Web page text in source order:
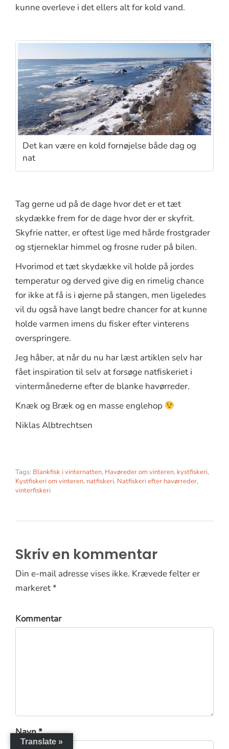
kunne overleve i det ellers alt for kold vand.
Det kan være en kold fornøjelse både dag og
nat
Tag gerne ud på de dage hvor det er et tæt
skydække frem for de dage hvor der er skyfrit.
Skyfrie natter, er oftest lige med hårde frostgrader
og stjerneklar himmel og frosne ruder på bilen.
Hvorimod et tæt skydække vil holde på jordes
temperatur og derved give dig en rimelig chance
for ikke at få is i øjerne på stangen, men ligeledes
vil du også have langt bedre chancer for at kunne
holde varmen imens du fisker efter vinterens
overspringere.
Jeg håber, at når du nu har læst artiklen selv har
fået inspiration til selv at forsøge natfiskeriet i
vintermånederne efter de blanke havørreder.
Knæk og Bræk og en masse englehop
Niklas Albtrechtsen
Tags: Blankfisk i vinternatten, Havøreder om vinteren, kystfiskeri,
Kystfiskeri om vinteren, natfiskeri, Natfiskeri efter havørreder,
vinterfiskeri
Skriv en kommentar
Din e-mail adresse vises ikke. Krævede felter er
markeret *
Kommentar
Navn *
Translate »